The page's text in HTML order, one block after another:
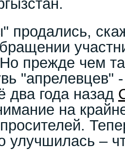
продались,
прежде чем
два года назад
на
улучшилась –